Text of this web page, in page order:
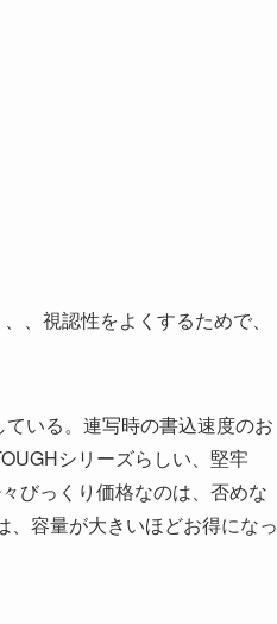
、視認性をよくするためで、
いる。連写時の書込速度のお
シリーズらしい、堅牢
びっくり価格なのは、否めな
容量が大きいほどお得になっ